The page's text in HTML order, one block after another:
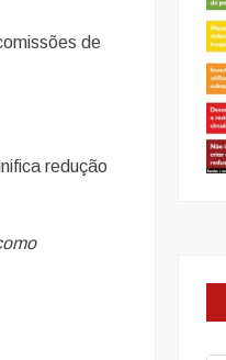
de
redução